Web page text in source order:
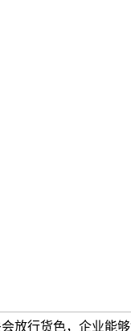
放行货色，企业能